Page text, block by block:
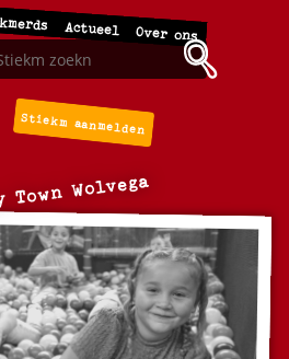
Actueel Over ons
Stiekm aanmelden
Town Wolvega